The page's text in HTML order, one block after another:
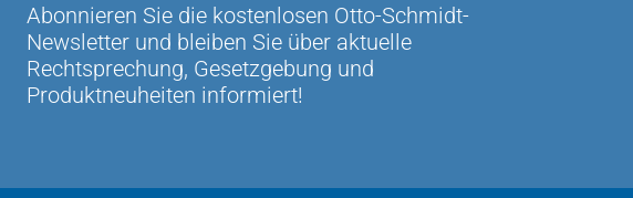
Abonnieren Sie die kostenlosen Otto-Schmidt-
Newsletter und bleiben Sie über aktuelle
Rechtsprechung, Gesetzgebung und
Produktneuheiten informiert!